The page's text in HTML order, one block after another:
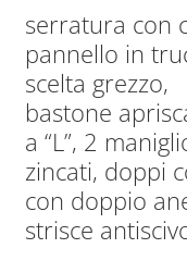
serratura con
pannello in
scelta grezzo,
bastone
a “L”, 2
zincati, doppi
con doppio
strisce